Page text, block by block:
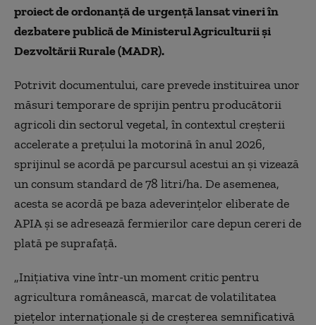
proiect de ordonanţă de urgenţă lansat vineri în
dezbatere publică de Ministerul Agriculturii şi
Dezvoltării Rurale (MADR).
Potrivit documentului, care prevede instituirea unor
măsuri temporare de sprijin pentru producătorii
agricoli din sectorul vegetal, în contextul creşterii
accelerate a preţului la motorină în anul 2026,
sprijinul se acordă pe parcursul acestui an şi vizează
un consum standard de 78 litri/ha. De asemenea,
acesta se acordă pe baza adeverinţelor eliberate de
APIA şi se adresează fermierilor care depun cereri de
plată pe suprafaţă.
„Iniţiativa vine într-un moment critic pentru
agricultura românească, marcat de volatilitatea
pieţelor internaţionale şi de creşterea semnificativă